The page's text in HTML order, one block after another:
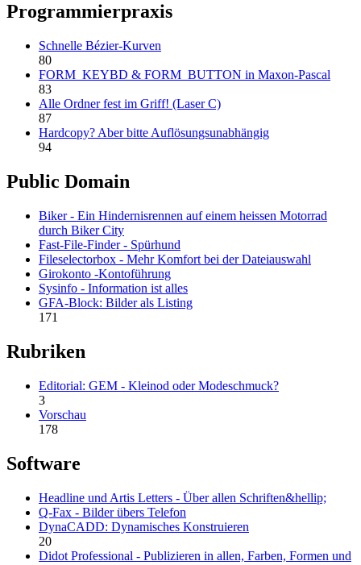
Programmierpraxis
Schnelle Bézier-Kurven
80
FORM_KEYBD & FORM_BUTTON in Maxon-Pascal
83
Alle Ordner fest im Griff! (Laser C)
87
Hardcopy? Aber bitte Auflösungsunabhängig
94
Public Domain
Biker - Ein Hindernisrennen auf einem heissen Motorrad
durch Biker City
Fast-File-Finder - Spürhund
Fileselectorbox - Mehr Komfort bei der Dateiauswahl
Girokonto -Kontoführung
Sysinfo - Information ist alles
GFA-Block: Bilder als Listing
171
Rubriken
Editorial: GEM - Kleinod oder Modeschmuck?
3
Vorschau
178
Software
Headline und Artis Letters - Über allen Schriften&hellip;
Q-Fax - Bilder übers Telefon
DynaCADD: Dynamisches Konstruieren
20
Didot Professional - Publizieren in allen, Farben, Formen und